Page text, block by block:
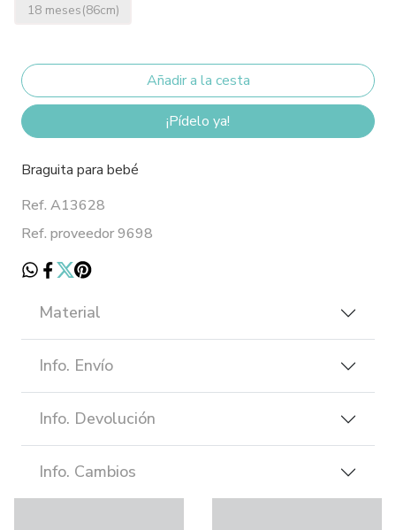
18 meses(86cm)
¡Pídelo ya!
Braguita para bebé
Ref. A13628
Ref. proveedor 9698
Material
Info. Envío
Info. Devolución
Info. Cambios